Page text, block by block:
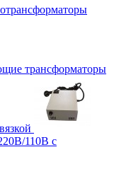
трансформаторы
110В с